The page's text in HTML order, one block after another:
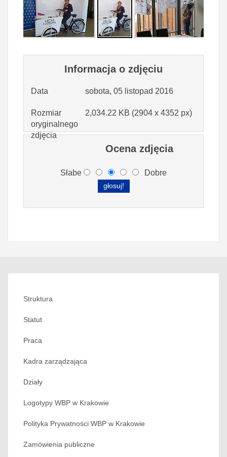
Informacja o zdjęciu
Data sobota, 05 listopad 2016
Rozmiar
oryginalnego
zdjęcia
2,034.22 KB (2904 x 4352 px)
Ocena zdjęcia
Słabe Dobre
Struktura
Statut
Praca
Kadra zarządzająca
Działy
Logotypy WBP w Krakowie
Polityka Prywatności WBP w Krakowie
Zamówienia publiczne